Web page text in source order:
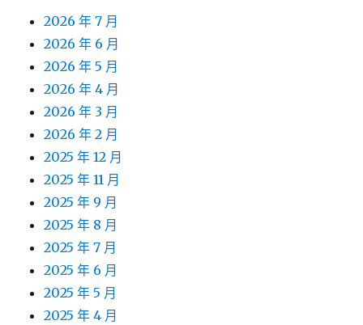
2026 年 7 月
2026 年 6 月
2026 年 5 月
2026 年 4 月
2026 年 3 月
2026 年 2 月
2025 年 12 月
2025 年 11 月
2025 年 9 月
2025 年 8 月
2025 年 7 月
2025 年 6 月
2025 年 5 月
2025 年 4 月